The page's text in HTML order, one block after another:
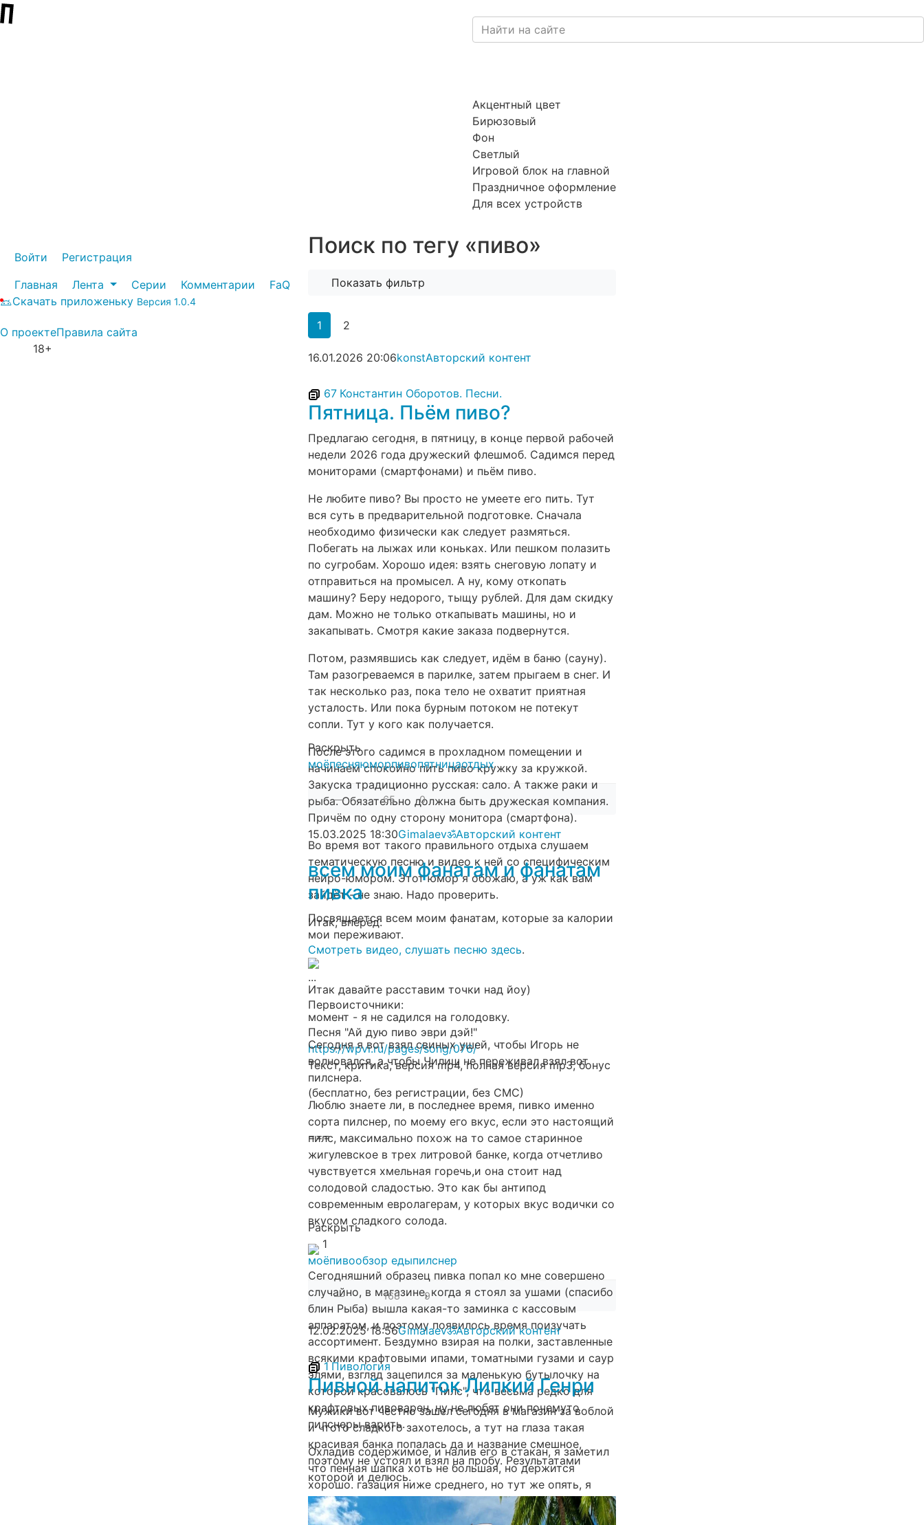
Акцентный цвет
Бирюзовый
Фон
Светлый
Игровой блок на главной
Праздничное оформление
Для всех устройств
Войти
Регистрация
Главная
Лента Серии Комментарии
FaQ
Скачать приложеньку Версия 1.0.4
О проектеПравила сайта
18+
Поиск по тегу «пиво»
Показать фильтр
1 2
16.01.2026 20:06konstАвторский контент
67 Константин Оборотов. Песни.
Пятница. Пьём пиво?
Предлагаю сегодня, в пятницу, в конце первой рабочей
недели 2026 года дружеский флешмоб. Садимся перед
мониторами (смартфонами) и пьём пиво.
Не любите пиво? Вы просто не умеете его пить. Тут
вся суть в предварительной подготовке. Сначала
необходимо физически как следует размяться.
Побегать на лыжах или коньках. Или пешком полазить
по сугробам. Хорошо идея: взять снеговую лопату и
отправиться на промысел. А ну, кому откопать
машину? Беру недорого, тыщу рублей. Для дам скидку
дам. Можно не только откапывать машины, но и
закапывать. Смотря какие заказа подвернутся.
Потом, размявшись как следует, идём в баню (сауну).
Там разогреваемся в парилке, затем прыгаем в снег. И
так несколько раз, пока тело не охватит приятная
усталость. Или пока бурным потоком не потекут
сопли. Тут у кого как получается.
После этого садимся в прохладном помещении и
начинаем спокойно пить пиво кружку за кружкой.
Закуска традиционно русская: сало. А также раки и
рыба. Обязательно должна быть дружеская компания.
Причём по одну сторону монитора (смартфона).
Во время вот такого правильного отдыха слушаем
тематическую песню и видео к ней со специфическим
нейро-юмором. Этот юмор я обожаю, а уж как вам
зайдёт - не знаю. Надо проверить.
Итак, вперёд:
Смотреть видео, слушать песню здесь.
...
Первоисточники:
Песня "Ай дую пиво эври дэй!"
https://wpvi.ru/pages/song/076/
Текст, критика, версия mp4, полная версия mp3, бонус
(бесплатно, без регистрации, без СМС)
===
Раскрыть
моёпесняюморпивопятницаотдых
— 65 0
15.03.2025 18:30GimalaevॐАвторский контент
всем моим фанатам и фанатам
пивка
Посвящается всем моим фанатам, которые за калории
мои переживают.
Итак давайте расставим точки над йоу)
момент - я не садился на голодовку.
Сегодня я вот взял свиных ушей, чтобы Игорь не
волновался, а чтобы Чилиш не переживал взял вот
пилснера.
Люблю знаете ли, в последнее время, пивко именно
сорта пилснер, по моему его вкус, если это настоящий
пилс, максимально похож на то самое старинное
жигулевское в трех литровой банке, когда отчетливо
чувствуется хмельная горечь,и она стоит над
солодовой сладостью. Это как бы антипод
современным евролагерам, у которых вкус водички со
вкусом сладкого солода.
Сегодняшний образец пивка попал ко мне совершено
случайно, в магазине, когда я стоял за ушами (спасибо
блин Рыба) вышла какая-то заминка с кассовым
аппаратом, и поэтому появилось время поизучать
ассортимент. Бездумно взирая на полки, заставленные
всякими крафтовыми ипами, томатными гузами и саур
элями, взгляд зацепился за маленькую бутылочку на
которой красовалось "Пилс", что весьма редко для
крафтовых пивоварен, ну не любят они почемуто
пилснеры варить.
Охладив содержимое, и налив его в стакан, я заметил
что пенная шапка хоть не большая, но держится
хорошо. газация ниже среднего, но тут же опять, я
первый раз обратил внимание на дату разлива - июнь
2024 года, поэтому газики поняты.. ну думаю. счас
Раскрыть
1
моёпивообзор едыпилснер
— 168 9
12.02.2025 18:56GimalaevॐАвторский контент
1 Пивология
Пивной напиток Липкий Генри
Мужики вот честно зашел сегодня в магазин за воблой
и чтото сладкого захотелось, а тут на глаза такая
красивая банка попалась да и название смешное,
поэтому не устоял и взял на пробу. Результатами
которой и делюсь.